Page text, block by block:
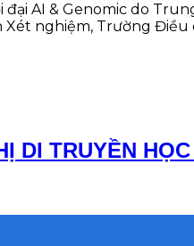
đại AI & Genomic do
Xét nghiệm, Trường Điều
DI TRUYỀN